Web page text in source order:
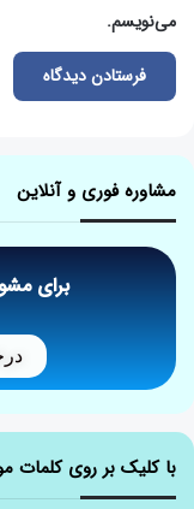
می‌نویسم.
مشاوره فوری و آنلاین
برای
با کلیک بر روی کلمات